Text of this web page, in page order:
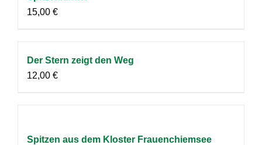
15,00 €
Der Stern zeigt den Weg
12,00 €
Spitzen aus dem Kloster Frauenchiemsee